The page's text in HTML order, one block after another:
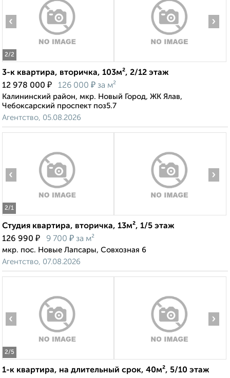
2/2
‹ ›
3-к квартира, вторичка, 103м², 2/12 этаж
12 978 000 ₽ 126 000 ₽ за м²
Калининский район, мкр. Новый Город, ЖК Ялав,
Чебоксарский проспект поз5.7
Агентство, 05.08.2026
2/1
‹ ›
Студия квартира, вторичка, 13м², 1/5 этаж
126 990 ₽ 9 700 ₽ за м²
мкр. пос. Новые Лапсары, Совхозная 6
Агентство, 07.08.2026
2/5
‹ ›
1-к квартира, на длительный срок, 40м², 5/10 этаж